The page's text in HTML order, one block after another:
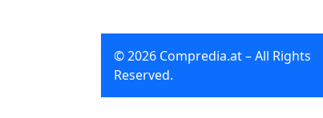
© 2026 Compredia.at – All Rights
Reserved.